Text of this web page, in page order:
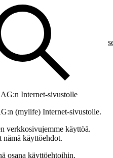
Internet-sivustolle
(mylife) Internet-sivustolle.
verkkosivujemme käyttöä.
käyttöehdot.
osana käyttöehtoihin.